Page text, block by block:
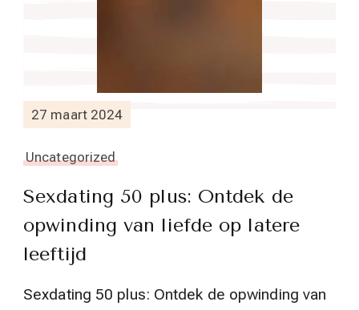
27 maart 2024
Uncategorized
Sexdating 50 plus: Ontdek de
opwinding van liefde op latere
leeftijd
Sexdating 50 plus: Ontdek de opwinding van